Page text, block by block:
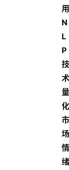
用
N
L
P
技
术
量
化
市
场
情
绪